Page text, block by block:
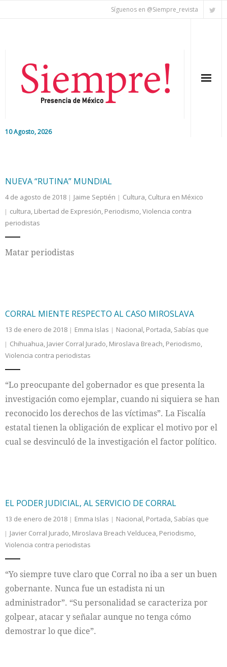
Síguenos en @Siempre_revista
10 Agosto, 2026
Nacional
Colaboradores
Internacional
NUEVA “RUTINA” MUNDIAL
4 de agosto de 2018 Jaime Septién Cultura, Cultura en México
cultura, Libertad de Expresión, Periodismo,Violencia contra
periodistas
Matar periodistas
CORRAL MIENTE RESPECTO AL CASO MIROSLAVA
13 de enero de 2018 Emma Islas Nacional, Portada, Sabías que
Chihuahua, Javier Corral Jurado, Miroslava Breach, Periodismo,
Violencia contra periodistas
“Lo preocupante del gobernador es que presenta la
investigación como ejemplar, cuando ni siquiera se han
reconocido los derechos de las víctimas”. La Fiscalía
estatal tienen la obligación de explicar el motivo por el
cual se desvinculó de la investigación el factor político.
EL PODER JUDICIAL, AL SERVICIO DE CORRAL
13 de enero de 2018 Emma Islas Nacional, Portada, Sabías que
Javier Corral Jurado, Miroslava Breach Velducea, Periodismo,
Violencia contra periodistas
“Yo siempre tuve claro que Corral no iba a ser un buen
gobernante. Nunca fue un estadista ni un
administrador”. “Su personalidad se caracteriza por
golpear, atacar y señalar aunque no tenga cómo
demostrar lo que dice”.